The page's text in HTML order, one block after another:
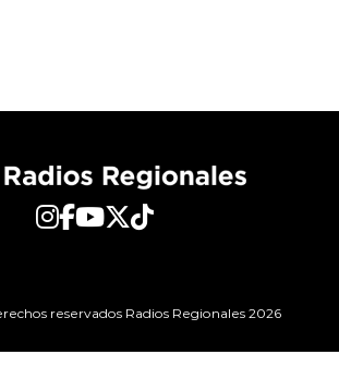
reservados Radios Regionales 2026